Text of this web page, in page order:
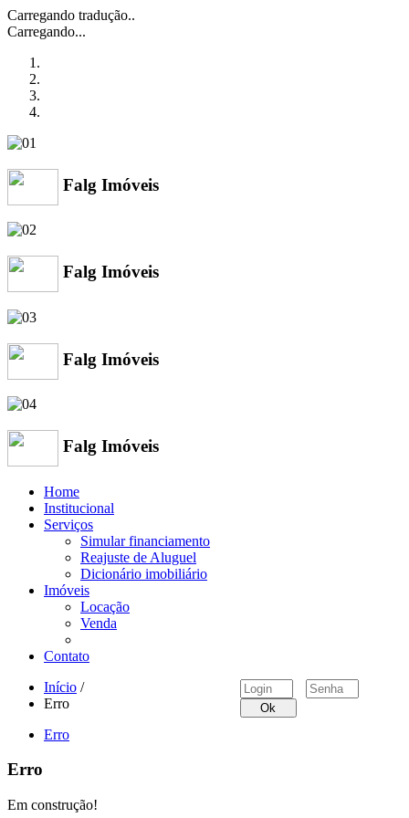
Carregando tradução..
Carregando...
Falg Imóveis
Falg Imóveis
Falg Imóveis
Falg Imóveis
Home
Institucional
Serviços
Simular financiamento
Reajuste de Aluguel
Dicionário imobiliário
Imóveis
Locação
Venda
Contato
Ok
Início /
Erro
Erro
Erro
Em construção!